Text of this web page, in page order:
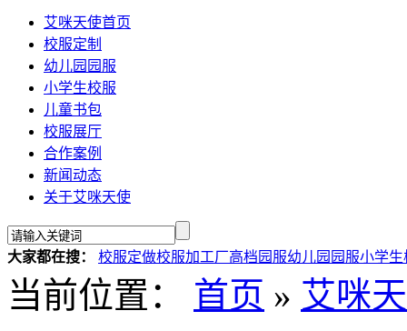
艾咪天使首页
校服定制
幼儿园园服
小学生校服
儿童书包
校服展厅
合作案例
新闻动态
关于艾咪天使
大家都在搜： 校服定做校服加工厂高档园服幼儿园园服小学生
当前位置： 首页 » 艾咪